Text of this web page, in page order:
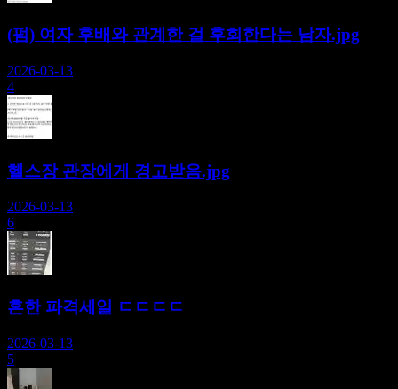
(펌) 여자 후배와 관계한 걸 후회한다는 남자.jpg
2026-03-13
4
헬스장 관장에게 경고받음.jpg
2026-03-13
6
흔한 파격세일 ㄷㄷㄷㄷ
2026-03-13
5